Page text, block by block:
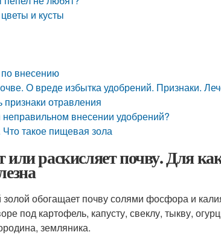
и кусты
внесению
О вреде избытка удобрений. Признаки.
признаки отравления
неправильном внесении удобрений?
такое пищевая зола
или раскисляет почву. Для
обогащает почву солями фосфора и
под картофель, капусту, свеклу, тыкву,
земляника.